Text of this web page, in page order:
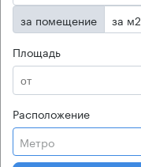
за помещение
за м2
Площадь
Расположение
Метро